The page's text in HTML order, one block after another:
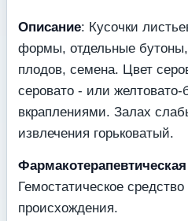
Описание: Кусочки
формы, отдельные бутоны,
плодов, семена. Цвет
серовато - или
вкраплениями. Залах
извлечения горьковатый.
Фармакотерапевтическая
Гемостатическое средство
происхождения.